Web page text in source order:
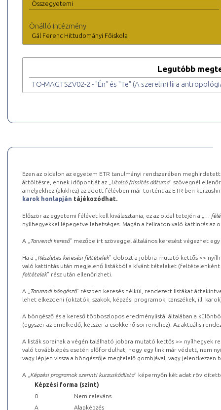
Összegyetemi
Önálló intézmény
Gál Ferenc Hittudományi Főiskola
Legutóbb
TO-MAGTSZV02-2 - "Én" és "Te" (A szerelmi líra
Ezen az oldalon az egyetem ETR tanulmányi rendszerében
áttöltésre, ennek időpontját az „ Utolsó frissítés dátuma” szövegnél
amelyekhez (akikhez) az adott félévben már történt az ETR-ben
karok honlapján tájékozódhat.
Először az egyetemi félévet kell kiválasztania, ez az oldal tetején a „
…
nyílhegyekkel lépegetve lehetséges. Magán a feliraton való kattintás az
A „ Tanrendi kereső” mezőbe írt szöveggel általános keresést végezhet
Ha a „ Részletes keresési feltételek” dobozt a jobbra mutató kettős >>
való kattintás után megjelenő listákból a kívánt tételeket (feltételenként
feltételek” rész után ellenőrizheti.
A „ Tanrendi böngésző” részben keresés nélkül, rendezett listákat
lehet elkezdeni (oktatók, szakok, képzési programok, tanszékek, ill.
A böngésző és a kereső többoszlopos eredménylistái általában a
(egyszer az emelkedő, kétszer a csökkenő sorrendhez). Az aktuális
A listák sorainak a végén található jobbra mutató kettős >> nyílhegyek
való továbblépés esetén előfordulhat, hogy egy link már védett, nem
vagy lépjen vissza a böngészője megfelelő gombjával, vagy
A „ Képzési programok szerinti kurzuskódlista” képernyőn két adat
Képzési forma (szint)
0
Nem releváns
A
Alapképzés